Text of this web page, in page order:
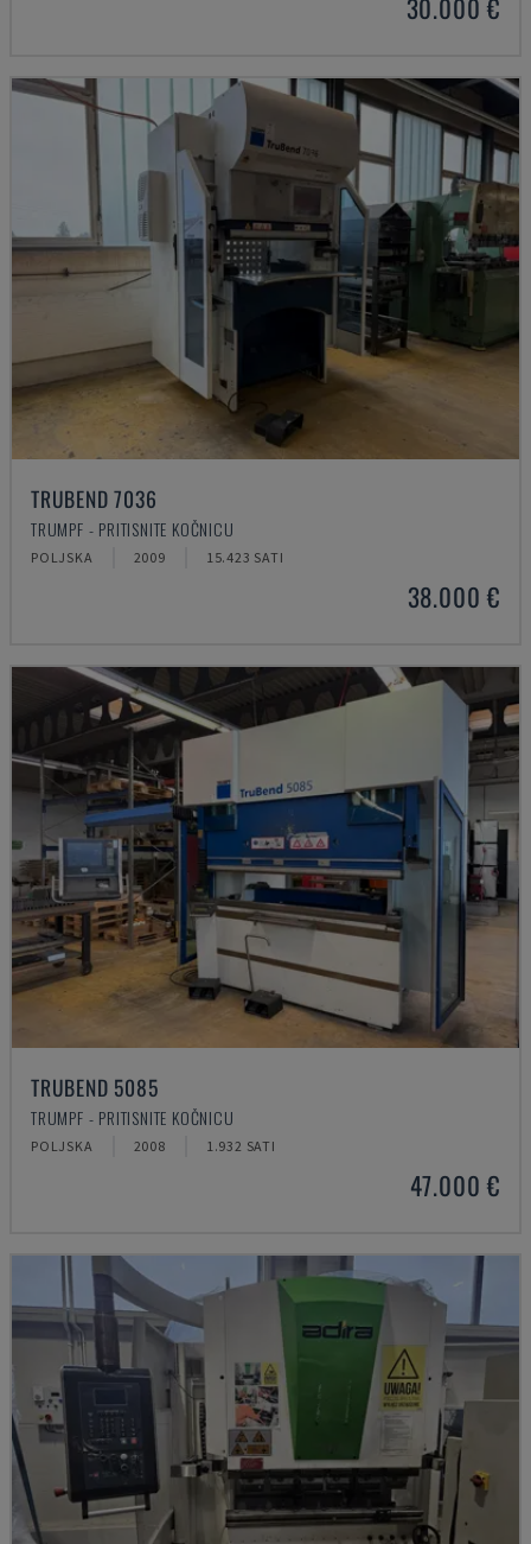
30.000 €
TRUBEND 7036
TRUMPF - PRITISNITE KOČNICU
POLJSKA 2009 15.423 SATI
38.000 €
TRUBEND 5085
TRUMPF - PRITISNITE KOČNICU
POLJSKA 2008 1.932 SATI
47.000 €